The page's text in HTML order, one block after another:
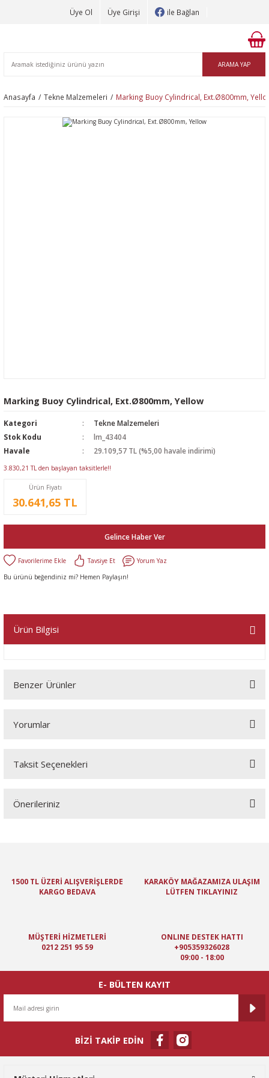
Üye Ol Üye Girişi ile Bağlan
ARAMA YAP
Anasayfa Tekne Malzemeleri Marking Buoy Cylindrical, Ext.Ø800mm,
Marking Buoy Cylindrical, Ext.Ø800mm, Yellow
Kategori
Tekne Malzemeleri
Stok Kodu
lm_43404
Havale
29.109,57 TL (%5,00 havale indirimi)
3.830,21 TL den başlayan taksitlerle!!
Ürün Fiyatı
30.641,65 TL
Gelince Haber Ver
Tavsiye Et
Yorum Yaz
Bu ürünü beğendiniz mi? Hemen Paylaşın!
Ürün Bilgisi
Benzer Ürünler
Yorumlar
Taksit Seçenekleri
Önerileriniz
Ürün resmi kalitesiz, bozuk veya görüntülenemiyor.
Ürün bilgilerinde hatalar bulunuyor.
Ürün fiyatı diğer sitelerden daha pahalı.
Gönder
1500 TL ÜZERİ ALIŞVERİŞLERDE
KARGO BEDAVA
KARAKÖY MAĞAZAMIZA ULAŞIM
LÜTFEN TIKLAYINIZ
MÜŞTERİ HİZMETLERİ
0212 251 95 59
ONLINE DESTEK HATTI
+905359326028
09:00 - 18:00
E- BÜLTEN KAYIT
BİZİ TAKİP EDİN